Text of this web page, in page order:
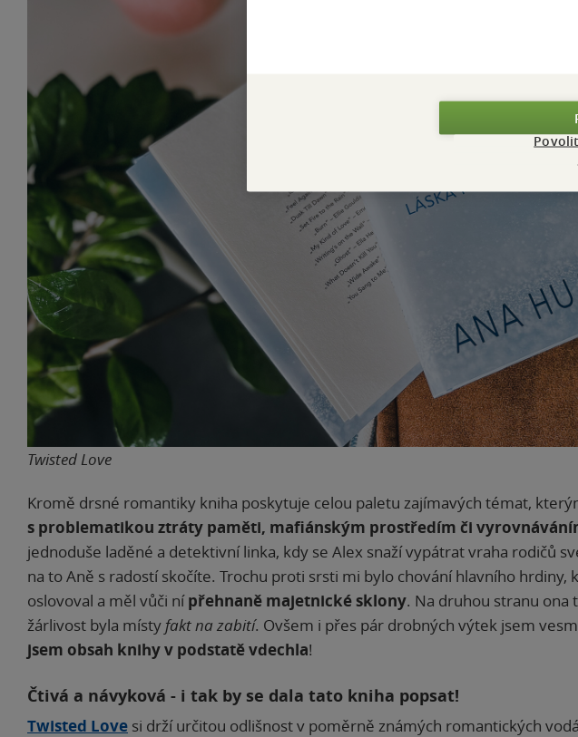
Twisted Love
Kromě drsné romantiky kniha poskytuje celou paletu zajímavých témat,
s problematikou ztráty paměti, mafiánským prostředím či
jednoduše laděné a detektivní linka, kdy se Alex snaží vypátrat vraha rodičů
na to Aně s radostí skočíte. Trochu proti srsti mi bylo chování hlavního
oslovoval a měl vůči nípřehnaně majetnické sklony. Na druhou stranu ona
žárlivost byla místy fakt na zabití. Ovšem i přes pár drobných výtek jsem
jsem obsah knihy v podstatě vdechla!
Čtivá a návyková - i tak by se dala tato kniha popsat!
Twisted Love si drží určitou odlišnost v poměrně známých romantických